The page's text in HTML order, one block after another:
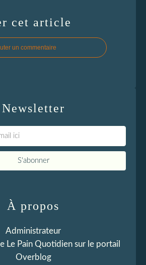
cet article
un commentaire
Newsletter
À propos
Administrateur
Le Pain Quotidiensur le portail
Overblog